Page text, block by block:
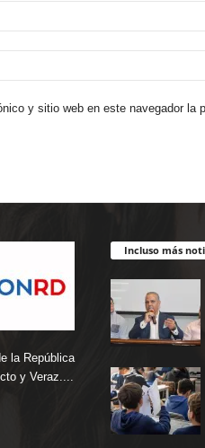
y sitio web en este navegador la
la República
y Veraz....
Incluso más